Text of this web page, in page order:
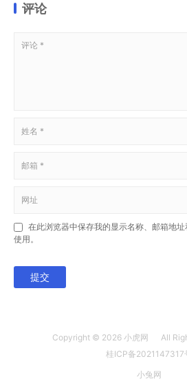
评论
在此浏览器中保存我的显示名称、邮箱地
使用。
提交
Copyright © 2026 小虎网
All
桂ICP备2021147317
小兔网